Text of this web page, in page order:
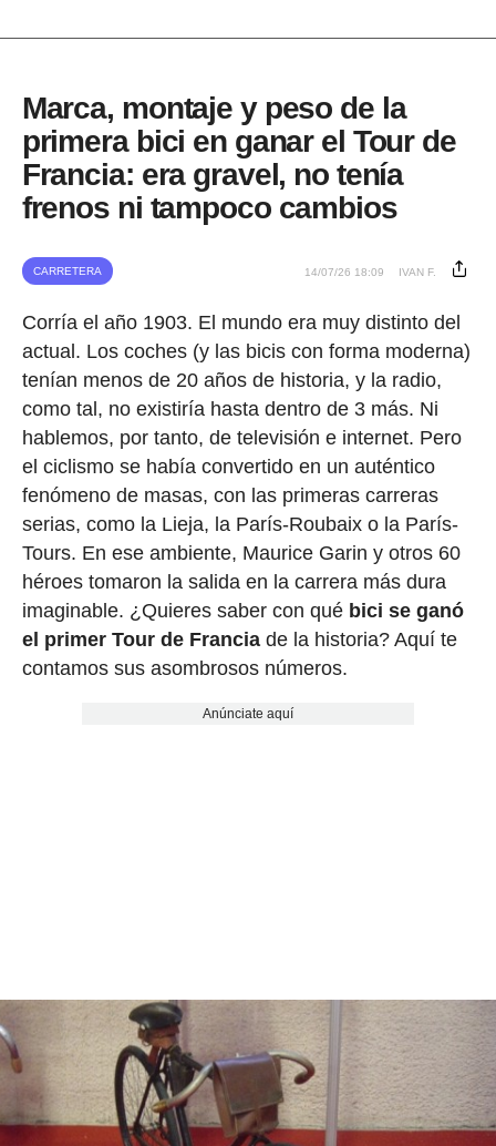
Marca, montaje y peso de la
primera bici en ganar el Tour de
Francia: era gravel, no tenía
frenos ni tampoco cambios
CARRETERA 14/07/26 18:09 IVAN F.
Corría el año 1903. El mundo era muy distinto del
actual. Los coches (y las bicis con forma moderna)
tenían menos de 20 años de historia, y la radio,
como tal, no existiría hasta dentro de 3 más. Ni
hablemos, por tanto, de televisión e internet. Pero
el ciclismo se había convertido en un auténtico
fenómeno de masas, con las primeras carreras
serias, como la Lieja, la París-Roubaix o la París-
Tours. En ese ambiente, Maurice Garin y otros 60
héroes tomaron la salida en la carrera más dura
imaginable. ¿Quieres saber con qué bici se ganó
el primer Tour de Franciade la historia? Aquí te
contamos sus asombrosos números.
Anúnciate aquí